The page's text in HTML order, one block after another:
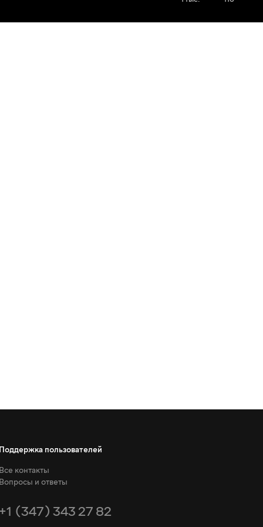
Поддержка пользователей
Все контакты
Вопросы и ответы
+1 (347) 343 27 82